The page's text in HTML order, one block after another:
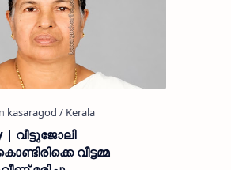
| വീട്ടുജോലി
വീട്ടമ്മ